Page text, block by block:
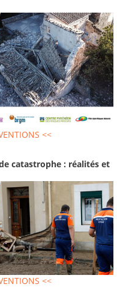
<<
catastrophe : réalités et
<<